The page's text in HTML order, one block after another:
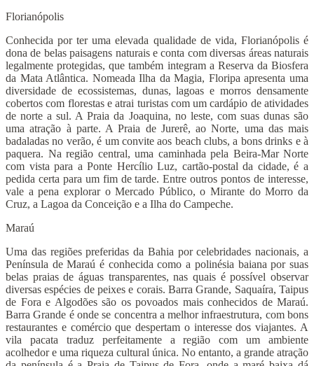
Florianópolis
Conhecida por ter uma elevada qualidade de vida, Florianópolis é
dona de belas paisagens naturais e conta com diversas áreas naturais
legalmente protegidas, que também integram a Reserva da Biosfera
da Mata Atlântica. Nomeada Ilha da Magia, Floripa apresenta uma
diversidade de ecossistemas, dunas, lagoas e morros densamente
cobertos com florestas e atrai turistas com um cardápio de atividades
de norte a sul. A Praia da Joaquina, no leste, com suas dunas são
uma atração à parte. A Praia de Jurerê, ao Norte, uma das mais
badaladas no verão, é um convite aos beach clubs, a bons drinks e à
paquera. Na região central, uma caminhada pela Beira-Mar Norte
com vista para a Ponte Hercílio Luz, cartão-postal da cidade, é a
pedida certa para um fim de tarde. Entre outros pontos de interesse,
vale a pena explorar o Mercado Público, o Mirante do Morro da
Cruz, a Lagoa da Conceição e a Ilha do Campeche.
Maraú
Uma das regiões preferidas da Bahia por celebridades nacionais, a
Península de Maraú é conhecida como a polinésia baiana por suas
belas praias de águas transparentes, nas quais é possível observar
diversas espécies de peixes e corais. Barra Grande, Saquaíra, Taipus
de Fora e Algodões são os povoados mais conhecidos de Maraú.
Barra Grande é onde se concentra a melhor infraestrutura, com bons
restaurantes e comércio que despertam o interesse dos viajantes. A
vila pacata traduz perfeitamente a região com um ambiente
acolhedor e uma riqueza cultural única. No entanto, a grande atração